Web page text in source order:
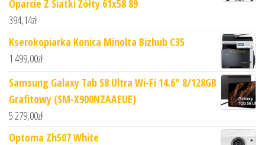
Oparcie Z Siatki Żółty 61x58 89
394,14zł
Kserokopiarka Konica Minolta Bizhub C35
1 499,00zł
Samsung Galaxy Tab S8 Ultra Wi-Fi 14.6" 8/128GB
Grafitowy (SM-X900NZAAEUE)
5 279,00zł
Optoma Zh507 White